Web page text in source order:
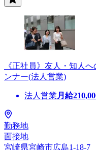
《正社員》友人・知人
ンナー(法人営業)
法人営業 月給
勤務地
面接地
宮崎県宮崎市広島1-18-7